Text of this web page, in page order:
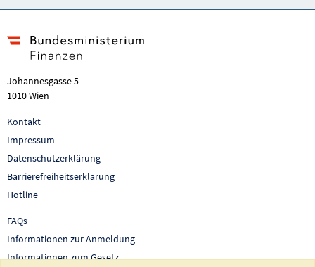
Johannesgasse 5
1010 Wien
Kontakt
Impressum
Datenschutzerklärung
Barrierefreiheitserklärung
Hotline
FAQs
Informationen zur Anmeldung
Informationen zum Gesetz